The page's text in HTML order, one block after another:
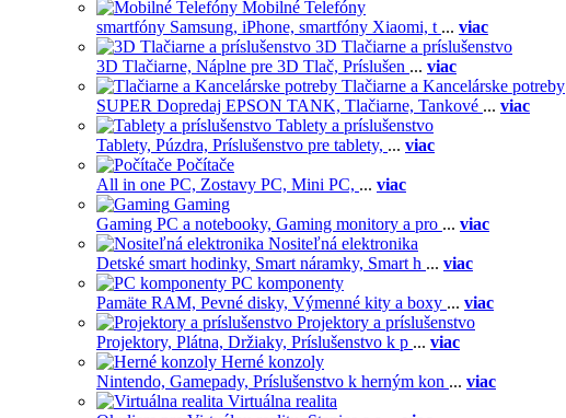
Mobilné Telefóny
smartfóny Samsung, iPhone, smartfóny Xiaomi, t ... viac
3D Tlačiarne a príslušenstvo
3D Tlačiarne, Náplne pre 3D Tlač, Príslušen ... viac
Tlačiarne a Kancelárske potreby
SUPER Dopredaj EPSON TANK, Tlačiarne, Tankové ... viac
Tablety a príslušenstvo
Tablety, Púzdra, Príslušenstvo pre tablety, ... viac
Počítače
All in one PC, Zostavy PC, Mini PC, ... viac
Gaming
Gaming PC a notebooky, Gaming monitory a pro ... viac
Nositeľná elektronika
Detské smart hodinky, Smart náramky, Smart h ... viac
PC komponenty
Pamäte RAM, Pevné disky, Výmenné kity a boxy ... viac
Projektory a príslušenstvo
Projektory, Plátna, Držiaky, Príslušenstvo k p ... viac
Herné konzoly
Nintendo, Gamepady, Príslušenstvo k herným kon ... viac
Virtuálna realita